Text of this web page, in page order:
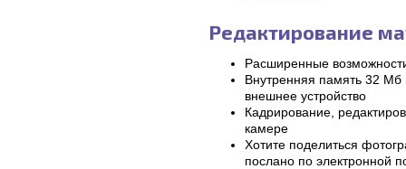
Редактирование
Расширенные
Внутренняя память 32 Мб
внешнее устройство
Кадрирование,
камере
Хотите поделиться
послано по электронной